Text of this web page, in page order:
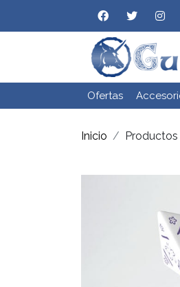
Ofertas
Inicio Productos